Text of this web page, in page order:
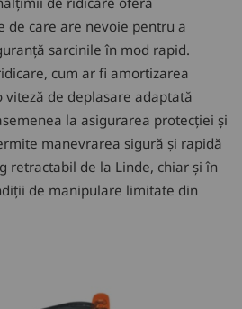
care are nevoie pentru a
sarcinile în mod rapid.
cum ar fi amortizarea
viteză de deplasare adaptată
la asigurarea protecției și
manevrarea sigură și rapidă
retractabil de la Linde, chiar și în
de manipulare limitate din